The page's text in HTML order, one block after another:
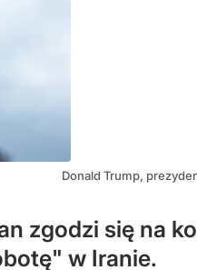
Donald Trump,
zgodzi się na
w Iranie.